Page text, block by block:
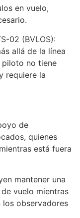
en vuelo,
02 (BVLOS):
allá de la línea
piloto no tiene
requiere la
de
quienes
está fuera
mantener una
vuelo mientras
los observadores